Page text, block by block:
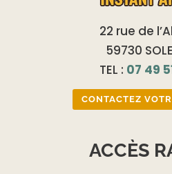
22 rue de
59730
TEL : 07 49
CONTACTEZ
ACCÈS